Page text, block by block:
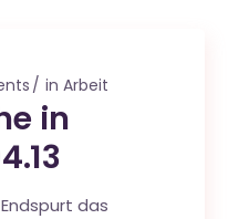
in Arbeit
in
das